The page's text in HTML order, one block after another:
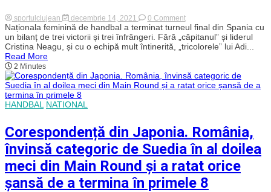
sportulclujean decembrie 14, 2021 0 Commenton
Concluziile
lui
Alexandru
Dedu
Mondial:
„Sunt
reproșez
echipei”!
Naționala feminină de handbal a terminat turneul final din Spania cu
un bilanț de trei victorii și trei înfrângeri. Fără „căpitanul” și liderul
Cristina Neagu, și cu o echipă mult întinerită, „tricolorele” lui Adi...
Read More
2 Minutes
HANDBAL NATIONAL
Corespondență din Japonia. România,
învinsă categoric de Suedia în al doilea
meci din Main Round și a ratat orice
șansă de a termina în primele 8